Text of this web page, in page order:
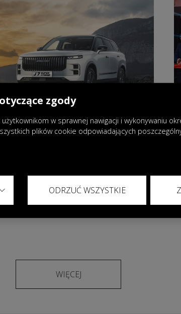
Super Hybrid System w
OMODA & JAECOO
WIĘCEJ
zgody
w sprawnej nawigacji i wykonywaniu
plików cookie odpowiadających
ODRZUĆ WSZYSTKIE